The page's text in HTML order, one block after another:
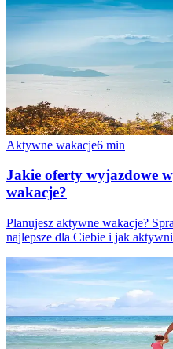
Aktywne wakacje6 min
Jakie oferty wyjazdowe
wakacje?
Planujesz aktywne wakacje?
najlepsze dla Ciebie i jak